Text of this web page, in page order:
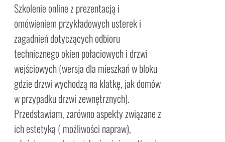
Szkolenie online z prezentacją i
omówieniem przykładowych usterek i
zagadnień dotyczących odbioru
technicznego okien połaciowych i drzwi
wejściowych (wersja dla mieszkań w bloku
gdzie drzwi wychodzą na klatkę, jak domów
w przypadku drzwi zewnętrznych).
Przedstawiam, zarówno aspekty związane z
ich estetyką ( możliwości napraw),